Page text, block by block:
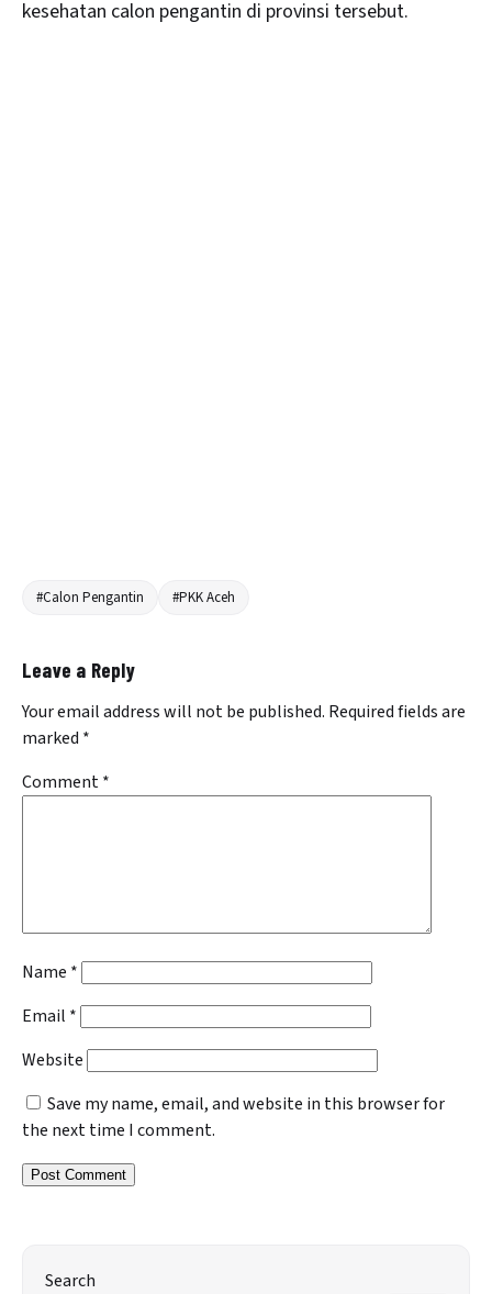
kesehatan calon pengantin di provinsi tersebut.
#Calon Pengantin #PKK Aceh
Leave a Reply
Your email address will not be published. Required fields are
marked *
Comment*
Name *
Email *
Website
Save my name, email, and website in this browser for
the next time I comment.
Search